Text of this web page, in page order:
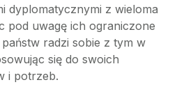
dyplomatycznymi z wieloma
pod uwagę ich ograniczone
radzi sobie z tym w
się do swoich
i potrzeb.